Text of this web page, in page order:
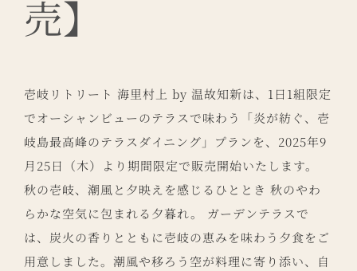
売】
壱岐リトリート 海里村上 by 温故知新は、1日1組限定
でオーシャンビューのテラスで味わう「炎が紡ぐ、壱
岐島最高峰のテラスダイニング」プランを、2025年9
月25日（木）より期間限定で販売開始いたします。
秋の壱岐、潮風と夕映えを感じるひととき 秋のやわ
らかな空気に包まれる夕暮れ。 ガーデンテラスで
は、炭火の香りとともに壱岐の恵みを味わう夕食をご
用意しました。潮風や移ろう空が料理に寄り添い、自